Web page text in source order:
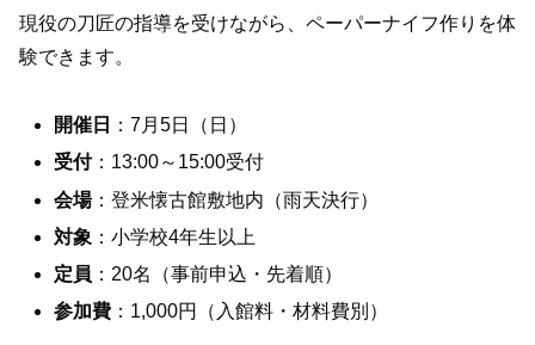
現役の刀匠の指導を受けながら、ペーパーナイフ作りを体
験できます。
開催日
：7月5日（日）
受付：13:00～15:00受付
会場：登米懐古館敷地内（雨天決行）
対象 ：小学校4年生以上
定員 ：20名（事前申込・先着順）
参加費 ：1,000円（入館料・材料費別）